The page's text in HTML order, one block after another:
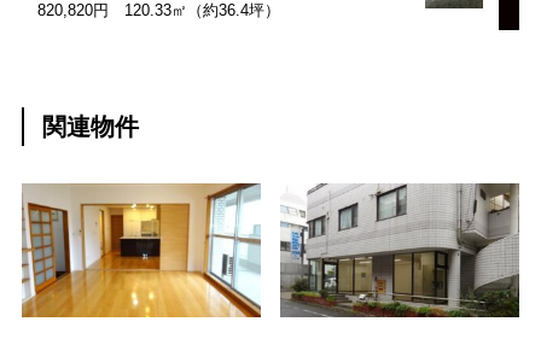
820,820円 120.33㎡（約36.4坪）
関連物件